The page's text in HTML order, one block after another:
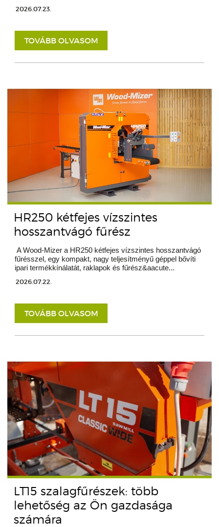
2026.07.23.
TOVÁBB OLVASOM
HR250 kétfejes vízszintes
hosszantvágó fűrész
A Wood-Mizer a HR250 kétfejes vízszintes hosszantvágó
fűrésszel, egy kompakt, nagy teljesítményű géppel bővíti
ipari termékkínálatát, raklapok és fűrész&aacute...
2026.07.22.
TOVÁBB OLVASOM
LT15 szalagfűrészek: több
lehetőség az Ön gazdasága
számára